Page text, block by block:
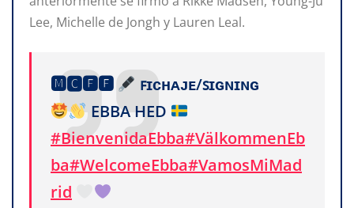
Lee, Michelle de Jongh y Lauren Leal.
🅼🅲🅵🅵
ꜰɪᴄʜᴀᴊᴇ/ꜱɪɢɴɪɴɢ
EBBA HED
#BienvenidaEbba#VälkommenEb
ba#WelcomeEbba#VamosMiMad
rid